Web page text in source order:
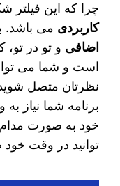
چرا که این فیلتر
کاربردی می باشد.
اضافی و تو در
است و شما می
نظرتان متصل
برنامه شما نیاز
خود به صورت
توانید در وقت